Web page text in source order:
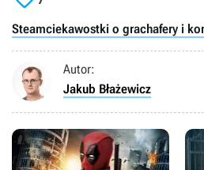
Steamciekawostki o grachafery i
Autor:
Jakub Błażewicz